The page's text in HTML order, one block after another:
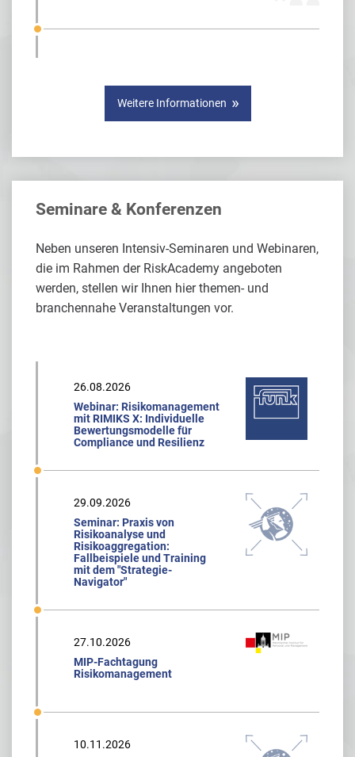
Weitere Informationen
Seminare & Konferenzen
Neben unseren Intensiv-Seminaren und Webinaren,
die im Rahmen der RiskAcademy angeboten
werden, stellen wir Ihnen hier themen- und
branchennahe Veranstaltungen vor.
26.08.2026
Webinar: Risikomanagement
mit RIMIKS X: Individuelle
Bewertungsmodelle für
Compliance und Resilienz
29.09.2026
Seminar: Praxis von
Risikoanalyse und
Risikoaggregation:
Fallbeispiele und Training
mit dem "Strategie-
Navigator"
27.10.2026
MIP-Fachtagung
Risikomanagement
10.11.2026